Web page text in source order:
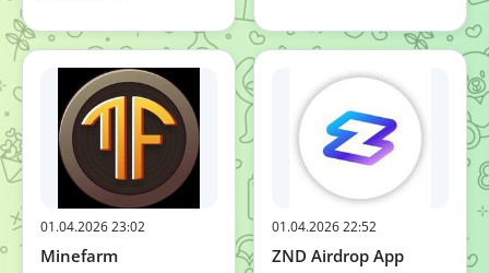
01.04.2026 23:02
Minefarm
01.04.2026 22:52
ZND Airdrop App